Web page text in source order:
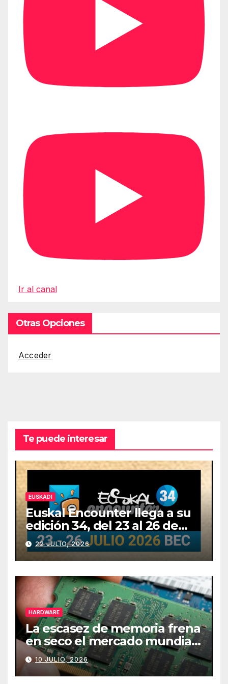
Ir al canal
Otras Opciones
Acceder
Te puede interesar
EUSKADI
Euskal Encounter llega a su
edición 34, del 23 al 26 de
julio
22 JULIO, 2026
HARDWARE
La escasez de memoria frena
en seco el mercado mundial
de PCs
10 JULIO, 2026